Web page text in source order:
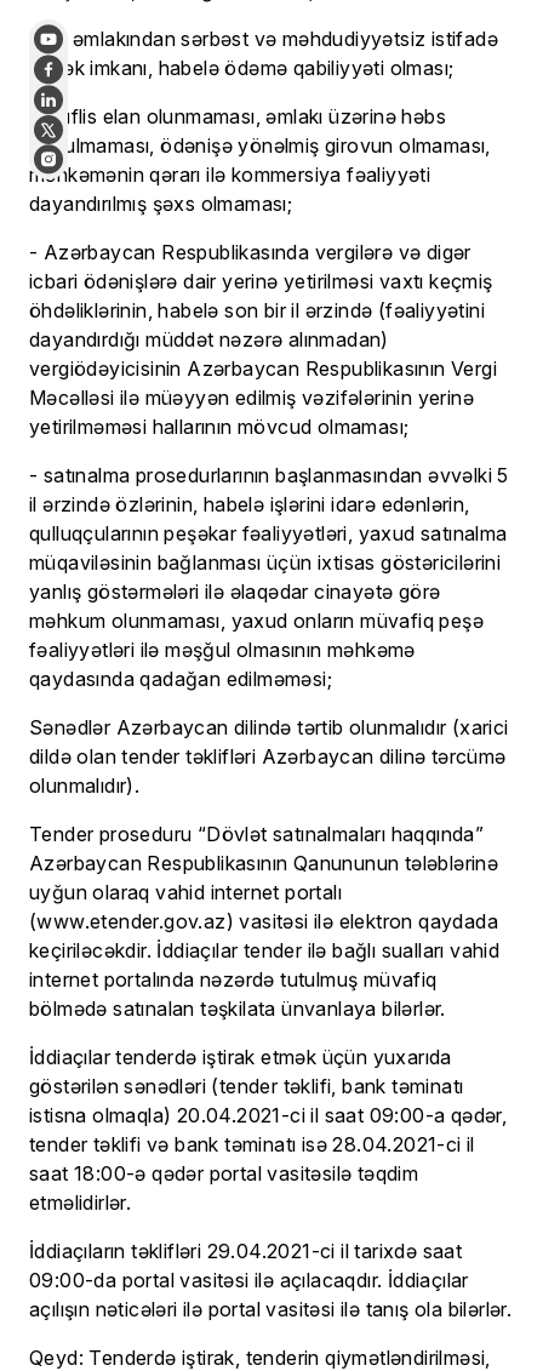
- öz əmlakından sərbəst və məhdudiyyətsiz istifadə
etmək imkanı, habelə ödəmə qabiliyyəti olması;
- müflis elan olunmaması, əmlakı üzərinə həbs
qoyulmaması, ödənişə yönəlmiş girovun olmaması,
məhkəmənin qərarı ilə kommersiya fəaliyyəti
dayandırılmış şəxs olmaması;
- Azərbaycan Respublikasında vergilərə və digər
icbari ödənişlərə dair yerinə yetirilməsi vaxtı keçmiş
öhdəliklərinin, habelə son bir il ərzində (fəaliyyətini
dayandırdığı müddət nəzərə alınmadan)
vergiödəyicisinin Azərbaycan Respublikasının Vergi
Məcəlləsi ilə müəyyən edilmiş vəzifələrinin yerinə
yetirilməməsi hallarının mövcud olmaması;
- satınalma prosedurlarının başlanmasından əvvəlki 5
il ərzində özlərinin, habelə işlərini idarə edənlərin,
qulluqçularının peşəkar fəaliyyətləri, yaxud satınalma
müqaviləsinin bağlanması üçün ixtisas göstəricilərini
yanlış göstərmələri ilə əlaqədar cinayətə görə
məhkum olunmaması, yaxud onların müvafiq peşə
fəaliyyətləri ilə məşğul olmasının məhkəmə
qaydasında qadağan edilməməsi;
Sənədlər Azərbaycan dilində tərtib olunmalıdır (xarici
dildə olan tender təklifləri Azərbaycan dilinə tərcümə
olunmalıdır).
Tender proseduru “Dövlət satınalmaları haqqında”
Azərbaycan Respublikasının Qanununun tələblərinə
uyğun olaraq vahid internet portalı
(www.etender.gov.az) vasitəsi ilə elektron qaydada
keçiriləcəkdir. İddiaçılar tender ilə bağlı sualları vahid
internet portalında nəzərdə tutulmuş müvafiq
bölmədə satınalan təşkilata ünvanlaya bilərlər.
İddiaçılar tenderdə iştirak etmək üçün yuxarıda
göstərilən sənədləri (tender təklifi, bank təminatı
istisna olmaqla) 20.04.2021-ci il saat 09:00-a qədər,
tender təklifi və bank təminatı isə 28.04.2021-ci il
saat 18:00-ə qədər portal vasitəsilə təqdim
etməlidirlər.
İddiaçıların təklifləri 29.04.2021-ci il tarixdə saat
09:00-da portal vasitəsi ilə açılacaqdır. İddiaçılar
açılışın nəticələri ilə portal vasitəsi ilə tanış ola bilərlər.
Qeyd: Tenderdə iştirak, tenderin qiymətləndirilməsi,